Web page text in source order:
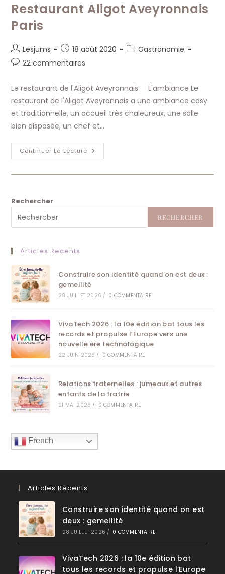
Restaurant Aligot Aveyronnais
Paris
Auteur/autrice
de
Lesjums
Publication
publiée :
18 août 2020
PostGastronomie
Commentaires
la
publication :
22 commentaires
Le restaurant de l'Aligot Aveyronnais L'ambiance Le
restaurant de l'Aligot Aveyronnais a une ambiance cosy
et traditionnelle, un accueil très chaleureux, une salle
bien disposée, un chef et…
Continuer La Lecture Restaurant
Aligot
Paris
Rechercher
RECHERCHER
Articles Récents
Construire son identité quand on est deux :
gemellité
28 JUILLET 2026 / 0 COMMENTAIRE
VivaTech 2026 : la 10e édition bat tous les
records et propulse l’Europe vers une
nouvelle ère technologique
22 JUIN 2026 / 0 COMMENTAIRE
Relations fraternelles : jumeaux et autres
enfants de la fratrie
21 MAI 2026 / 0 COMMENTAIRE
French
Articles Récents
Construire son identité quand on est
deux : gemellité
28 JUILLET 2026 / 0 COMMENTAIRE
VivaTech 2026 : la 10e édition bat
tous les records et propulse l’Europe